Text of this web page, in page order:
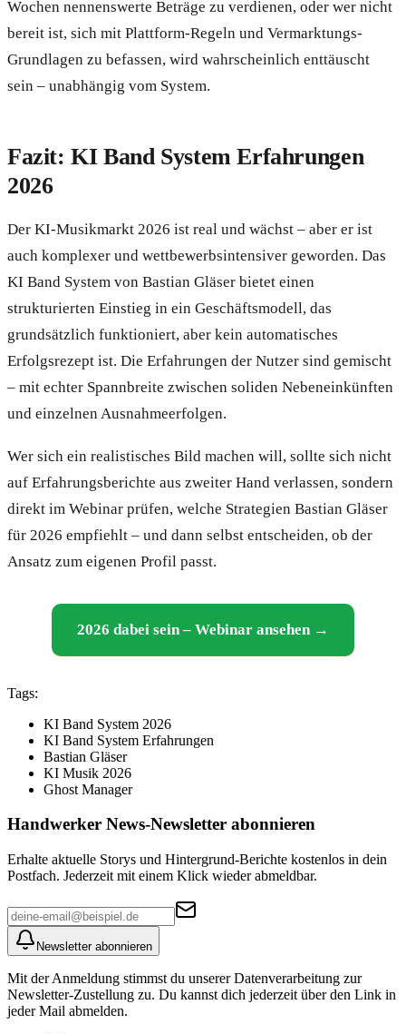
Wochen nennenswerte Beträge zu verdienen, oder wer nicht
bereit ist, sich mit Plattform-Regeln und Vermarktungs-
Grundlagen zu befassen, wird wahrscheinlich enttäuscht
sein – unabhängig vom System.
Fazit: KI Band System Erfahrungen
2026
Der KI-Musikmarkt 2026 ist real und wächst – aber er ist
auch komplexer und wettbewerbsintensiver geworden. Das
KI Band System von Bastian Gläser bietet einen
strukturierten Einstieg in ein Geschäftsmodell, das
grundsätzlich funktioniert, aber kein automatisches
Erfolgsrezept ist. Die Erfahrungen der Nutzer sind gemischt
– mit echter Spannbreite zwischen soliden Nebeneinkünften
und einzelnen Ausnahmeerfolgen.
Wer sich ein realistisches Bild machen will, sollte sich nicht
auf Erfahrungsberichte aus zweiter Hand verlassen, sondern
direkt im Webinar prüfen, welche Strategien Bastian Gläser
für 2026 empfiehlt – und dann selbst entscheiden, ob der
Ansatz zum eigenen Profil passt.
2026 dabei sein – Webinar ansehen →
Tags:
KI Band System 2026
KI Band System Erfahrungen
Bastian Gläser
KI Musik 2026
Ghost Manager
Handwerker News-Newsletter abonnieren
Erhalte aktuelle Storys und Hintergrund-Berichte kostenlos in dein
Postfach. Jederzeit mit einem Klick wieder abmeldbar.
Newsletter abonnieren
Mit der Anmeldung stimmst du unserer Datenverarbeitung zur
Newsletter-Zustellung zu. Du kannst dich jederzeit über den Link in
jeder Mail abmelden.